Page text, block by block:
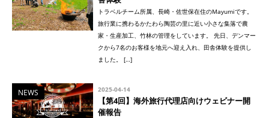
トラベルチーム所属、長崎・佐世保在住のMayumiです。
旅行業に携わるかたわら陶芸の里に近い小さな集落で農
家・生産加工、竹林の管理をしています。 先日、デンマー
クから7名のお客様を地元へ迎え入れ、田舎体験を提供し
ました。 […]
NEWS 2025-04-14
【第4回】海外旅行代理店向けウェビナー開
催報告